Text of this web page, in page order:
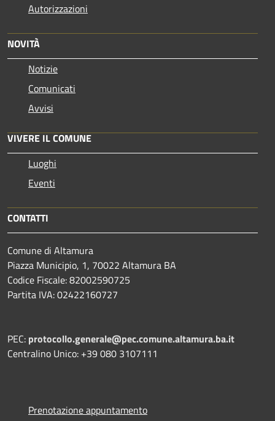
Autorizzazioni
NOVITÀ
Notizie
Comunicati
Avvisi
VIVERE IL COMUNE
Luoghi
Eventi
CONTATTI
Comune di Altamura
Piazza Municipio, 1, 70022 Altamura BA
Codice Fiscale: 82002590725
Partita IVA: 02422160727
PEC: protocollo.generale@pec.comune.altamura.ba.it
Centralino Unico: +39 080 3107111
Prenotazione appuntamento